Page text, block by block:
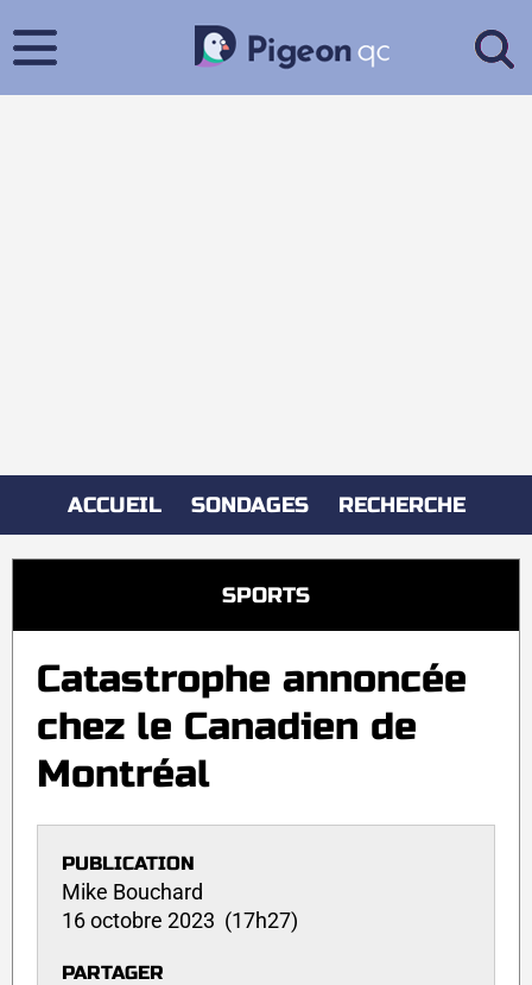
ACCUEIL SONDAGES RECHERCHE
SPORTS
Catastrophe annoncée
chez le Canadien de
Montréal
PUBLICATION
Mike Bouchard
16 octobre 2023 (17h27)
PARTAGER